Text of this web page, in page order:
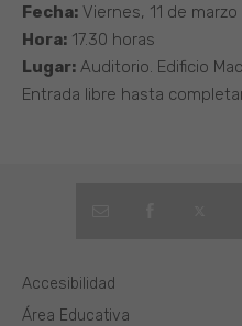
Fecha: Viernes, 11 de marzo
Hora: 17.30 horas
Lugar: Auditorio. Edificio
Entrada libre hasta
Área Educativa
Accesibilidad